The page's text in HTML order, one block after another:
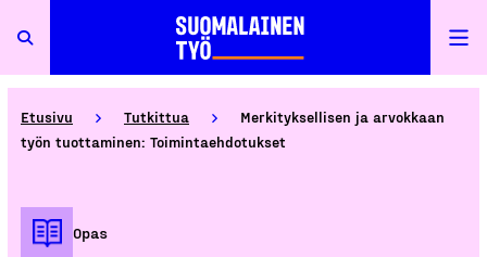
Etusivu Tutkittua
Merkityksellisen ja arvokkaan
työn tuottaminen: Toimintaehdotukset
Opas